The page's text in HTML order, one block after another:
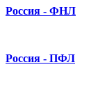
Россия - ФНЛ
Россия - ПФЛ